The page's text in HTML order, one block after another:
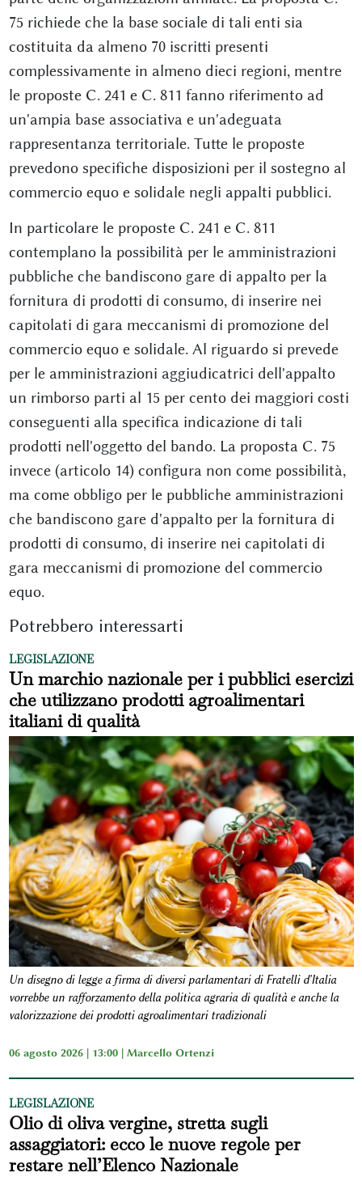
75 richiede che la base sociale di tali enti sia
costituita da almeno 70 iscritti presenti
complessivamente in almeno dieci regioni, mentre
le proposte C. 241 e C. 811 fanno riferimento ad
un'ampia base associativa e un'adeguata
rappresentanza territoriale. Tutte le proposte
prevedono specifiche disposizioni per il sostegno al
commercio equo e solidale negli appalti pubblici.
In particolare le proposte C. 241 e C. 811
contemplano la possibilità per le amministrazioni
pubbliche che bandiscono gare di appalto per la
fornitura di prodotti di consumo, di inserire nei
capitolati di gara meccanismi di promozione del
commercio equo e solidale. Al riguardo si prevede
per le amministrazioni aggiudicatrici dell'appalto
un rimborso parti al 15 per cento dei maggiori costi
conseguenti alla specifica indicazione di tali
prodotti nell'oggetto del bando. La proposta C. 75
invece (articolo 14) configura non come possibilità,
ma come obbligo per le pubbliche amministrazioni
che bandiscono gare d'appalto per la fornitura di
prodotti di consumo, di inserire nei capitolati di
gara meccanismi di promozione del commercio
equo.
Potrebbero interessarti
LEGISLAZIONE
Un marchio nazionale per i pubblici esercizi
che utilizzano prodotti agroalimentari
italiani di qualità
Un disegno di legge a firma di diversi parlamentari di Fratelli d'Italia
vorrebbe un rafforzamento della politica agraria di qualità e anche la
valorizzazione dei prodotti agroalimentari tradizionali
06 agosto 2026 | 13:00 | Marcello Ortenzi
LEGISLAZIONE
Olio di oliva vergine, stretta sugli
assaggiatori: ecco le nuove regole per
restare nell’Elenco Nazionale